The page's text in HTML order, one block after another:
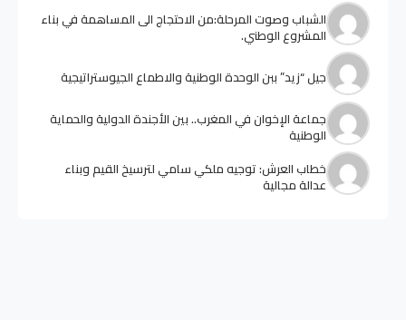
الشباب وصوت المرحلة:من الاحتجاج الى المساهمة في بناء
المشروع الوطني.
جيل “زيد” ببن الوحدة الوطنية والاطماع الجيوستراتيجية
جماعة الإخوان في المغرب.. بين الأجندة الدولية والحماية
الوطنية
خطاب العرش: توجيه ملكي سامي لترسيخ القيم وبناء
عدالة مجالية